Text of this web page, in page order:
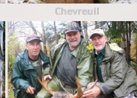
Chevreuil